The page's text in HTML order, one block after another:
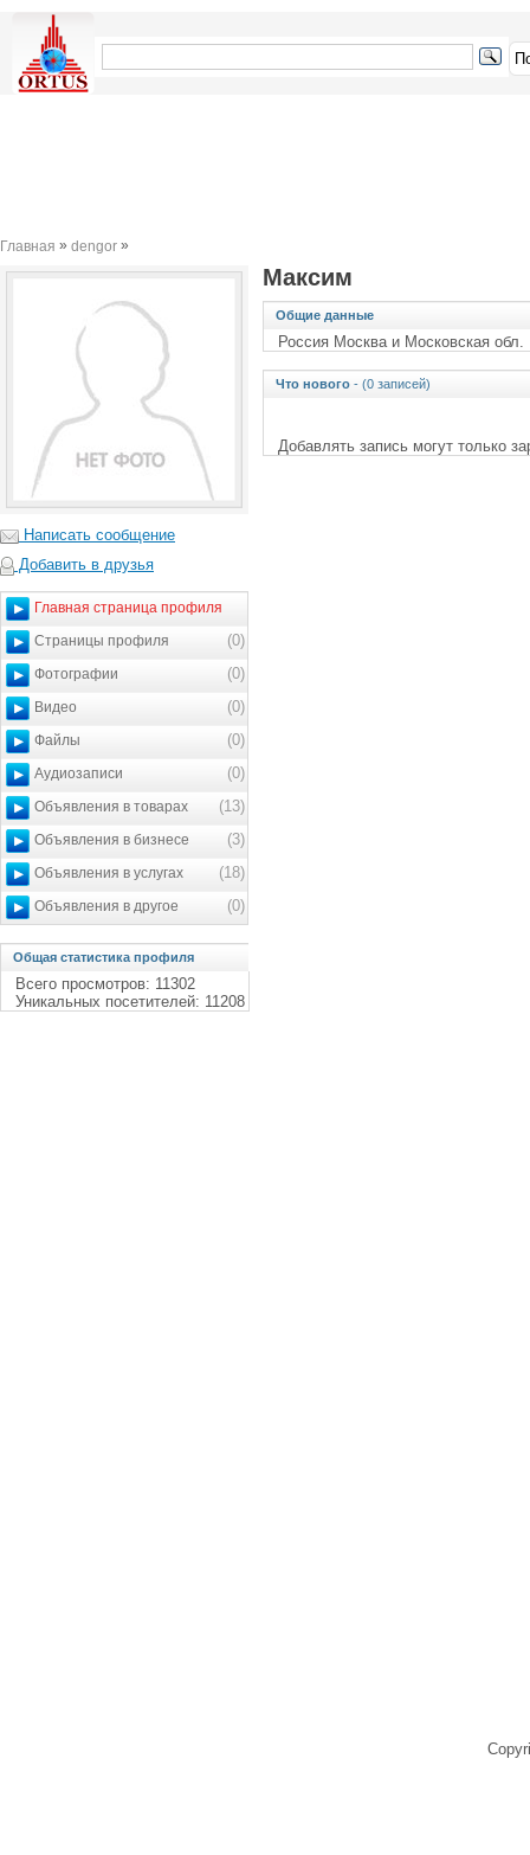
Главная » dengor »
Написать сообщение
Добавить в друзья
Главная страница профиля
(0)
Страницы профиля
(0)
Фотографии
(0)
Видео
(0)
Файлы
(0)
Аудиозаписи
(13)
Объявления в товарах
(3)
Объявления в бизнесе
(18)
Объявления в услугах
(0)
Объявления в другое
Общая статистика профиля
Всего просмотров: 11302
Уникальных посетителей: 11208
Максим
Общие данные
Россия Москва и Московская
Что нового - (0 записей)
Добавлять запись могут только